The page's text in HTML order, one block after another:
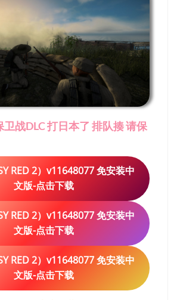
战DLC 打日本了 排队揍 请保
RED 2）v11648077 免安装中
文版-点击下载
RED 2）v11648077 免安装中
文版-点击下载
RED 2）v11648077 免安装中
文版-点击下载